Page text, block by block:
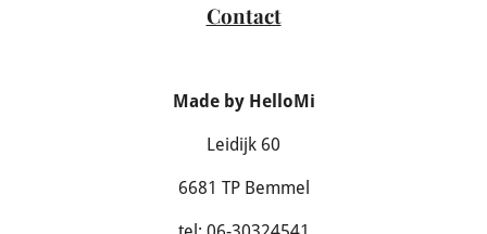
Contact
Made by HelloMi
Leidijk 60
6681 TP Bemmel